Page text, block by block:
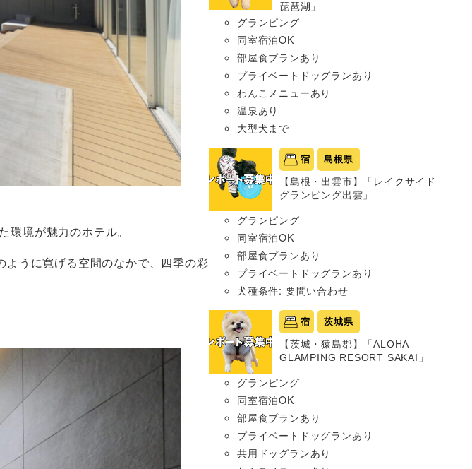
境が魅力のホテル。
うに寛げる空間のなかで、四季の彩
琵琶湖」
グランピング
同室宿泊OK
部屋食プランあり
プライベートドッグランあり
わんこメニューあり
温泉あり
大型犬まで
宿 島根県
【島根・出雲市】「レイクサイド
グランピング出雲」
グランピング
同室宿泊OK
部屋食プランあり
プライベートドッグランあり
犬種条件: 要問い合わせ
宿 茨城県
【茨城・猿島郡】「ALOHA
GLAMPING RESORT SAKAI」
グランピング
同室宿泊OK
部屋食プランあり
プライベートドッグランあり
共用ドッグランあり